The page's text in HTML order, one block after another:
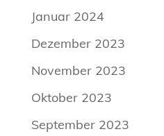
Januar 2024
Dezember 2023
November 2023
Oktober 2023
September 2023